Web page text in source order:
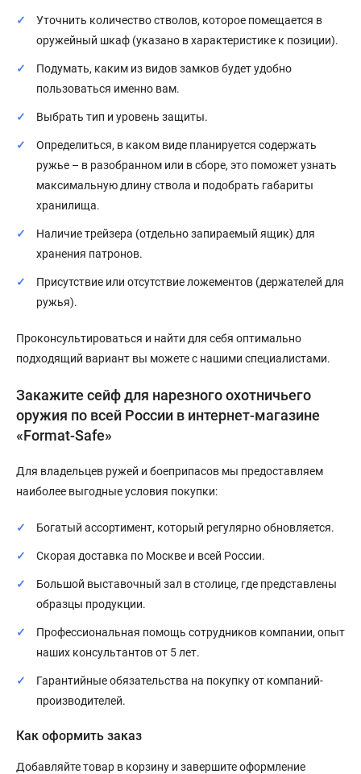
Уточнить количество стволов, которое помещается в
оружейный шкаф (указано в характеристике к позиции).
Подумать, каким из видов замков будет удобно
пользоваться именно вам.
Выбрать тип и уровень защиты.
Определиться, в каком виде планируется содержать
ружье – в разобранном или в сборе, это поможет узнать
максимальную длину ствола и подобрать габариты
хранилища.
Наличие трейзера (отдельно запираемый ящик) для
хранения патронов.
Присутствие или отсутствие ложементов (держателей для
ружья).
Проконсультироваться и найти для себя оптимально
подходящий вариант вы можете с нашими специалистами.
Закажите сейф для нарезного охотничьего
оружия по всей России в интернет-магазине
«Format-Safe»
Для владельцев ружей и боеприпасов мы предоставляем
наиболее выгодные условия покупки:
Богатый ассортимент, который регулярно обновляется.
Скорая доставка по Москве и всей России.
Большой выставочный зал в столице, где представлены
образцы продукции.
Профессиональная помощь сотрудников компании, опыт
наших консультантов от 5 лет.
Гарантийные обязательства на покупку от компаний-
производителей.
Как оформить заказ
Добавляйте товар в корзину и завершите оформление